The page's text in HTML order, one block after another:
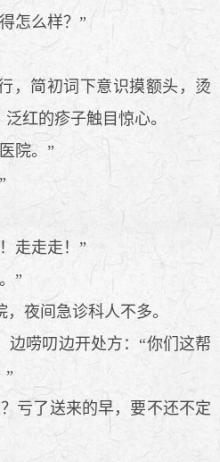
怎么样？”
，简初词下意识摸额头，烫
红的疹子触目惊心。
院。”
走走走！”
”
夜间急诊科人不多。
唠叨边开处方：“你们这帮
”
亏了送来的早，要不还不定